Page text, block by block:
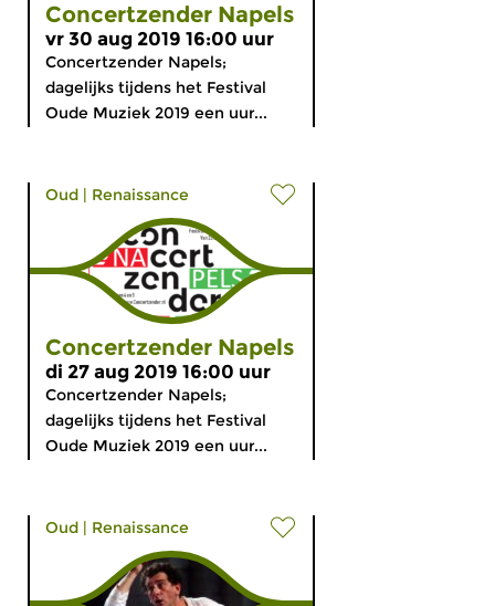
Concertzender Napels
vr 30 aug 2019 16:00 uur
Concertzender Napels;
dagelijks tijdens het Festival
Oude Muziek 2019 een uur...
Oud | Renaissance
Concertzender Napels
di 27 aug 2019 16:00 uur
Concertzender Napels;
dagelijks tijdens het Festival
Oude Muziek 2019 een uur...
Oud | Renaissance